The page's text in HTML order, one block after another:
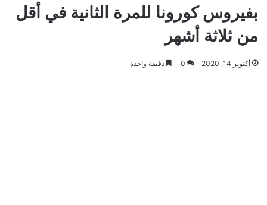
بفيروس كورونا للمرة الثانية في أقل
من ثلاثة أشهر
أكتوبر 14, 2020 0 دقيقة واحدة